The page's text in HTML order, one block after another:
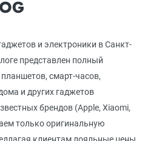
и электроники в Санкт-
представлен полный
смарт-часов,
и других гаджетов
брендов (Apple, Xiaomi,
только оригинальную